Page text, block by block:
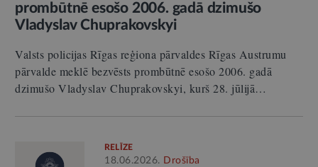
prombūtnē esošo 2006. gadā dzimušo
Vladyslav Chuprakovskyi
Valsts policijas Rīgas reģiona pārvaldes Rīgas Austrumu
pārvalde meklē bezvēsts prombūtnē esošo 2006. gadā
dzimušo Vladyslav Chuprakovskyi, kurš 28. jūlijā…
RELĪZE
18.06.2026. Drošība